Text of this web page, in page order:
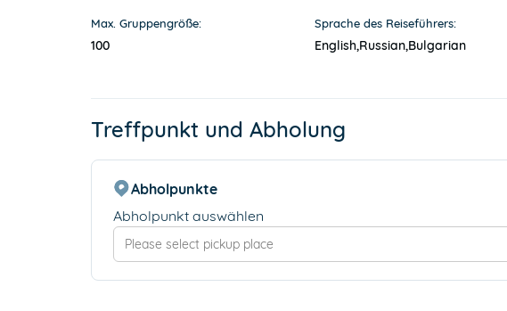
Max. Gruppengröße:
100
Sprache des Reiseführers:
English,Russian,Bulgarian
Treffpunkt und Abholung
Abholpunkte
Abholpunkt auswählen